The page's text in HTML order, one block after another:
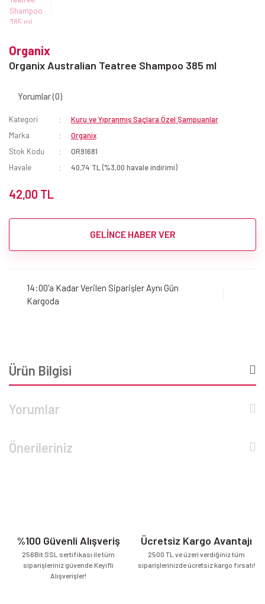
Organix
Organix Australian Teatree Shampoo 385 ml
Yorumlar (0)
Kategori
Kuru ve Yıpranmış Saçlara Özel Şampuanlar
Marka
Organix
Stok Kodu
OR91681
Havale
40,74 TL (%3,00 havale indirimi)
42,00 TL
GELİNCE HABER VER
14:00'a Kadar Verilen Siparişler Aynı Gün
Kargoda
Ürün Bilgisi
Yorumlar
Önerileriniz
%100 Güvenli Alışveriş
256Bit SSL sertifikası ile tüm
siparişleriniz güvende.Keyifli
Alışverişler!
Ücretsiz Kargo Avantajı
2500 TL ve üzeri verdiğiniz tüm
siparişlerinizde ücretsiz kargo fırsatı!